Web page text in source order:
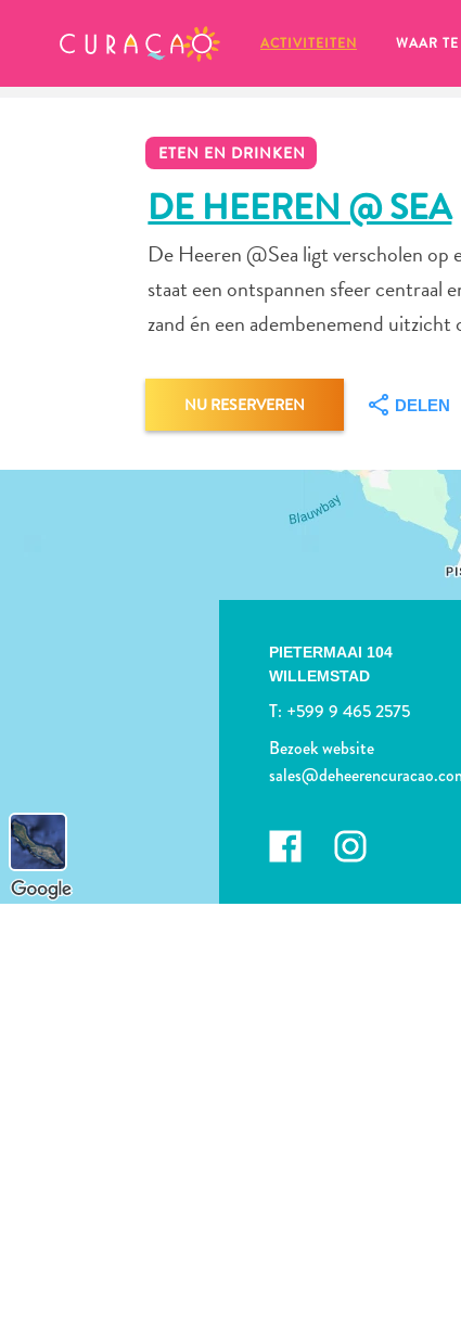
ACTIVITEITEN WAAR
ETEN EN DRINKEN
DE HEEREN @ SEA
De Heeren @Sea ligt verscholen op
staat een ontspannen sfeer centraal
zand én een adembenemend uitzicht
NU RESERVEREN DELEN
PIETERMAAI 104
WILLEMSTAD
T: +599 9 465 2575
Bezoek website
MIJN FAVORIETEN
favoriete plekken opgeslagen.
Wanneer je iets op wil slaan om later nog eens te